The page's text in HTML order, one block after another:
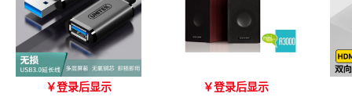
优越者Y-C479国标无氧铜
￥登录后显示 爱琴海 A3000 木质音箱
￥登录后显示